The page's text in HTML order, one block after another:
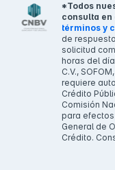
*Todos
consulta
términos y
de
solicitud
horas del
C.V.,
requiere
Crédito
Comisión
para
General de
Crédito.